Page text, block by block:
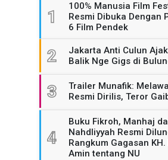
1
100% Manusia Film
Resmi Dibuka Dengan
6 Film Pendek
2
Jakarta Anti Culun
Balik Nge Gigs di
3
Trailer Munafik:
Resmi Dirilis, Teror
4
Buku Fikroh, Manhaj
Nahdliyyah Resmi
Rangkum Gagasan
Amin tentang NU